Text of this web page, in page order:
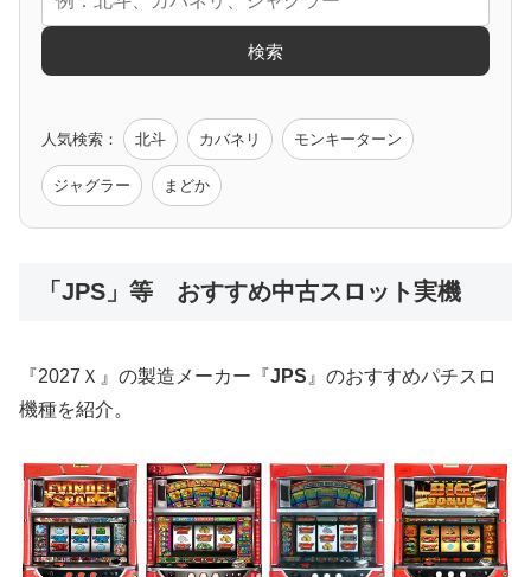
エヴァ コードギアス 化物語 炎炎ノ消防隊
モンハン バイオ ペルソナ
検索
人気検索： 北斗 カバネリ モンキーターン
ジャグラー まどか
「JPS」等 おすすめ中古スロット実機
『2027Ｘ』の製造メーカー『JPS 』のおすすめパチスロ
機種を紹介。